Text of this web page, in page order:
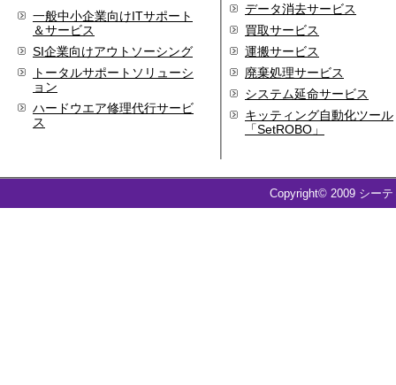
一般中小企業向けITサポート
＆サービス
SI企業向けアウトソーシング
トータルサポートソリューシ
ョン
ハードウエア修理代行サービ
ス
データ消去サービス
買取サービス
運搬サービス
廃棄処理サービス
システム延命サービス
キッティング自動化ツール
「SetROBO」
Copyright© 2009 シー